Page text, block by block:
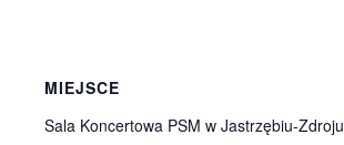
MIEJSCE
Sala Koncertowa PSM w Jastrzębiu-Zdroju